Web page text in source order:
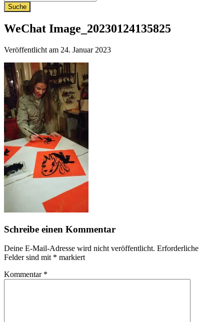
WeChat Image_20230124135825
Veröffentlicht am 24. Januar 2023
Schreibe einen Kommentar
Deine E-Mail-Adresse wird nicht veröffentlicht. Erforderliche
Felder sind mit * markiert
Kommentar *